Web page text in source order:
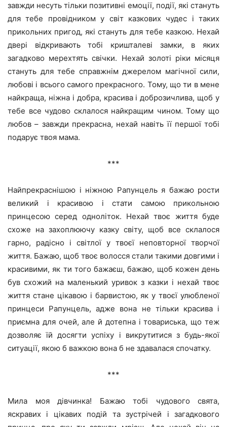
завжди несуть тільки позитивні емоції, події, які стануть
для тебе провідником у світ казкових чудес і таких
прикольних пригод, які стануть для тебе казкою. Нехай
двері відкривають тобі кришталеві замки, в яких
загадково мерехтять свічки. Нехай золоті ріки місяця
стануть для тебе справжнім джерелом магічної сили,
любові і всього самого прекрасного. Тому, що ти в мене
найкраща, ніжна і добра, красива і доброзичлива, щоб у
тебе все чудово склалося найкращим чином. Тому що
любов – завжди прекрасна, нехай навіть її першої тобі
подарує твоя мама.
***
Найпрекраснішою і ніжною Рапунцель я бажаю рости
великий і красивою і стати самою прикольною
принцесою серед одноліток. Нехай твоє життя буде
схоже на захоплюючу казку світу, щоб все склалося
гарно, радісно і світлої у твоєї неповторної творчої
життя. Бажаю, щоб твоє волосся стали такими довгими і
красивими, як ти того бажаєш, бажаю, щоб кожен день
був схожий на маленький уривок з казки і нехай твоє
життя стане цікавою і барвистою, як у твоєї улюбленої
принцеси Рапунцель, адже вона не тільки красива і
приємна для очей, але й дотепна і товариська, що теж
дозволяє їй досягти успіху і викрутитися з будь-якої
ситуації, якою б важкою вона б не здавалася спочатку.
***
Мила моя дівчинка! Бажаю тобі чудового свята,
яскравих і цікавих подій та зустрічей і загадкового